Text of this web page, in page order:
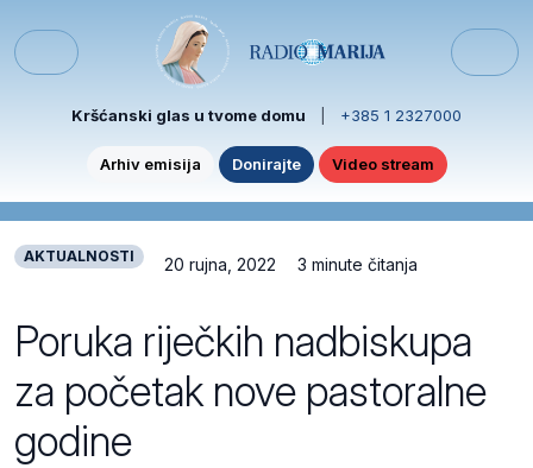
Menu
Kršćanski glas u tvome domu +385 1 2327000
Arhiv emisija Donirajte Video stream
AKTUALNOSTI 20 rujna, 2022 3 minute čitanja
Poruka riječkih nadbiskupa
za početak nove pastoralne
godine